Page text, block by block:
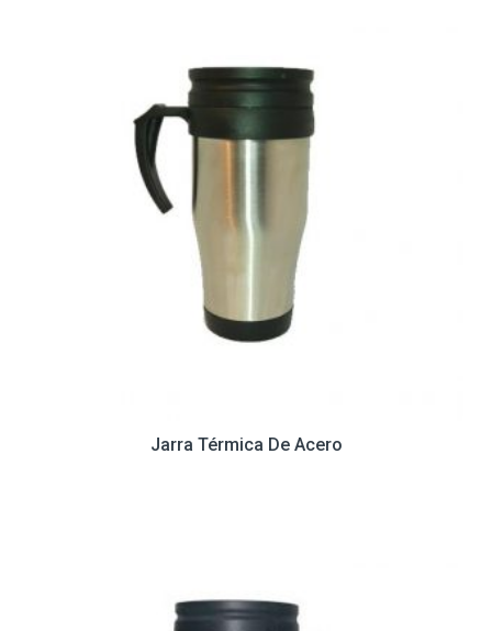
Jarra Térmica De Acero